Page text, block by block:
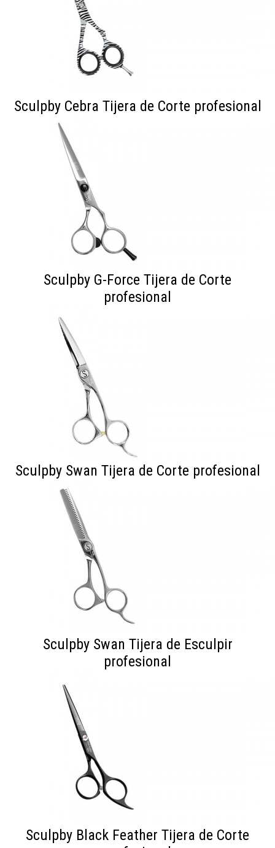
Sculpby Cebra Tijera de Corte profesional
Sculpby G-Force Tijera de Corte
profesional
Sculpby Swan Tijera de Corte profesional
Sculpby Swan Tijera de Esculpir
profesional
Sculpby Black Feather Tijera de Corte